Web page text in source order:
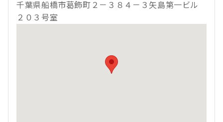
千葉県船橋市葛飾町２－３８４－３矢島第一ビル
２０３号室